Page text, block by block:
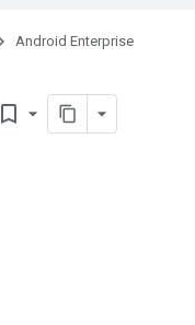
Android Enterprise
bookmark_border